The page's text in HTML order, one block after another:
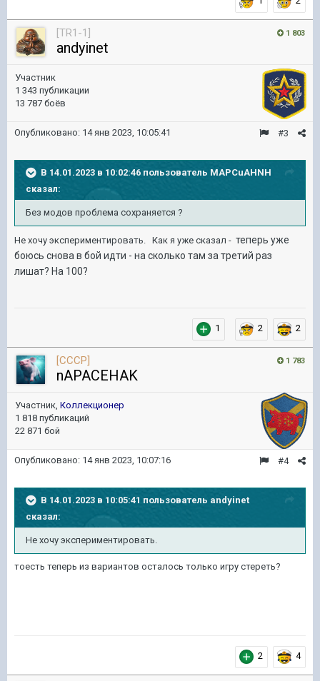
1 803
[TR1-1]
andyinet
Участник
1 343 публикации
13 787 боёв
#3
Опубликовано: 14 янв 2023, 10:05:41
В 14.01.2023 в 10:02:46 пользователь MAPCuAHNH
сказал:
Без модов проблема сохраняется ?
Не хочу экспериментировать. Как я уже сказал - теперь уже
боюсь снова в бой идти - на сколько там за третий раз
лишат? На 100?
1 2 2
1 783
[CCCP]
nAPACEHAK
Участник, Коллекционер
1 818 публикаций
22 871 бой
#4
Опубликовано: 14 янв 2023, 10:07:16
В 14.01.2023 в 10:05:41 пользователь andyinet
сказал:
Не хочу экспериментировать.
тоесть теперь из вариантов осталось только игру стереть?
2 4